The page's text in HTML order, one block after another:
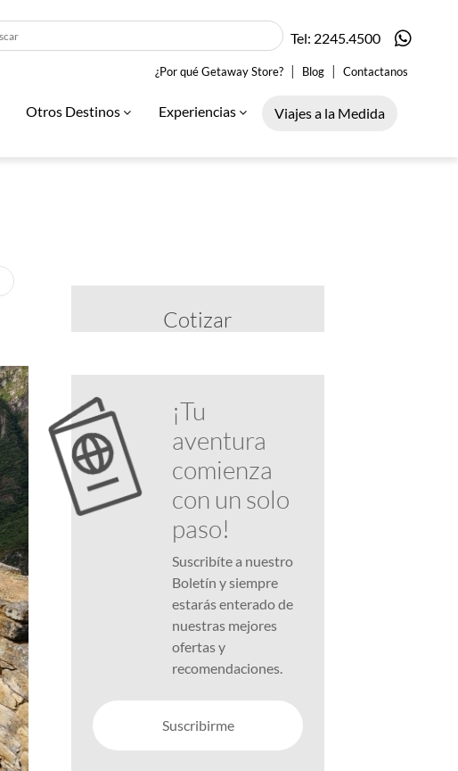
Tel: 2245.4500
¿Por qué Getaway Store? | Blog | Contactanos
Otros Destinos Experiencias Viajes a la Medida
Cotizar
¡Tu
aventura
comienza
con un solo
paso!
Suscribíte a nuestro
Boletín y siempre
estarás enterado de
nuestras mejores
ofertas y
recomendaciones.
Suscribirme